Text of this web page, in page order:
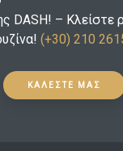
DASH! – Κλείστε
(+30) 210
ΚΑΛΕΣΤΕ ΜΑΣ